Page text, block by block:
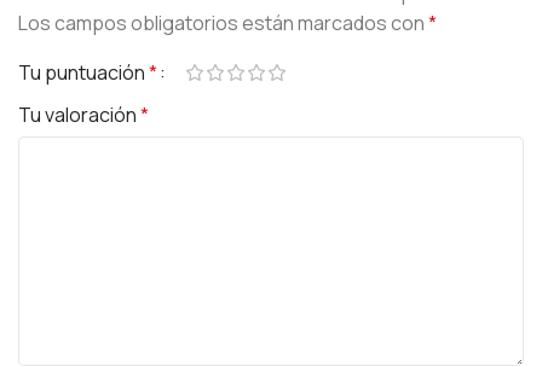
Los campos obligatorios están marcados con*
Tu puntuación*
Tu valoración*